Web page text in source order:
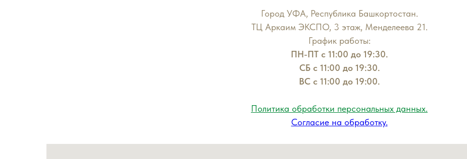
Город УФА, Республика Башкортостан.
ТЦ Аркаим ЭКСПО, 3 этаж, Менделеева 21.
График работы:
ПН-ПТ с 11:00 до 19:30.
СБ с 11:00 до 19:30.
ВС с 11:00 до 19:00.
Политика обработки персональных данных.
Согласие на обработку.